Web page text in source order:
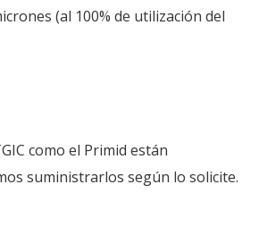
(al 100% de utilización del
como el Primid están
suministrarlos según lo solicite.